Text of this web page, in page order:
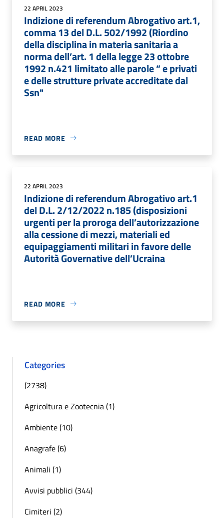
22 APRIL 2023
Indizione di referendum Abrogativo art.1,
comma 13 del D.L. 502/1992 (Riordino
della disciplina in materia sanitaria a
norma dell’art. 1 della legge 23 ottobre
1992 n.421 limitato alle parole “ e privati
e delle strutture private accreditate dal
Ssn"
READ MORE
22 APRIL 2023
Indizione di referendum Abrogativo art.1
del D.L. 2/12/2022 n.185 (disposizioni
urgenti per la proroga dell’autorizzazione
alla cessione di mezzi, materiali ed
equipaggiamenti militari in favore delle
Autorità Governative dell’Ucraina
READ MORE
Categories
(2738)
Agricoltura e Zootecnia (1)
Ambiente (10)
Anagrafe (6)
Animali (1)
Avvisi pubblici (344)
Cimiteri (2)